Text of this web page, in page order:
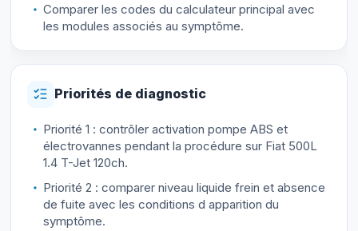
Comparer les codes du calculateur principal avec
les modules associés au symptôme.
Priorités de diagnostic
Priorité 1 : contrôler activation pompe ABS et
électrovannes pendant la procédure sur Fiat 500L
1.4 T-Jet 120ch.
Priorité 2 : comparer niveau liquide frein et absence
de fuite avec les conditions d apparition du
symptôme.